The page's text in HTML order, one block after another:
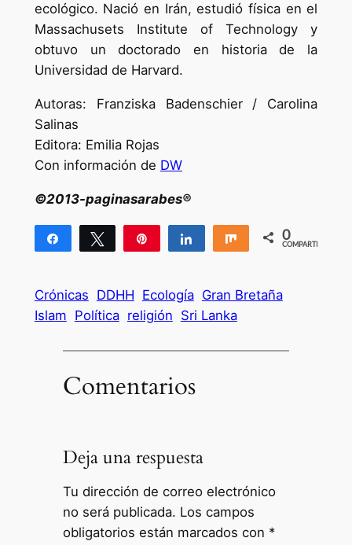
ecológico. Nació en Irán, estudió física en el
Massachusets Institute of Technology y
obtuvo un doctorado en historia de la
Universidad de Harvard.
Autoras: Franziska Badenschier / Carolina
Salinas
Editora: Emilia Rojas
Con información de DW
©2013-paginasarabes®
Compartir Twittear Compartir Compartir
0
COMPARTIR
Crónicas DDHH Ecología Gran Bretaña
Islam Política religión Sri Lanka
Comentarios
Deja una respuesta
Tu dirección de correo electrónico
no será publicada. Los campos
obligatorios están marcados con *